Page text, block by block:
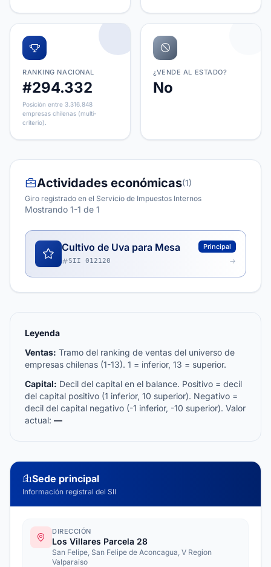
RANKING NACIONAL
#294.332
Posición entre 3.316.848
empresas chilenas (multi-
criterio).
¿VENDE AL ESTADO?
No
Actividades económicas(1)
Giro registrado en el Servicio de Impuestos Internos
Mostrando 1-1 de 1
Cultivo de Uva para Mesa Principal
SII 012120
Leyenda
Ventas: Tramo del ranking de ventas del universo de
empresas chilenas (1-13). 1 = inferior, 13 = superior.
Capital: Decil del capital en el balance. Positivo = decil
del capital positivo (1 inferior, 10 superior). Negativo =
decil del capital negativo (-1 inferior, -10 superior). Valor
actual: —
Sede principal
Información registral del SII
DIRECCIÓN
Los Villares Parcela 28
San Felipe, San Felipe de Aconcagua, V Region
Valparaiso